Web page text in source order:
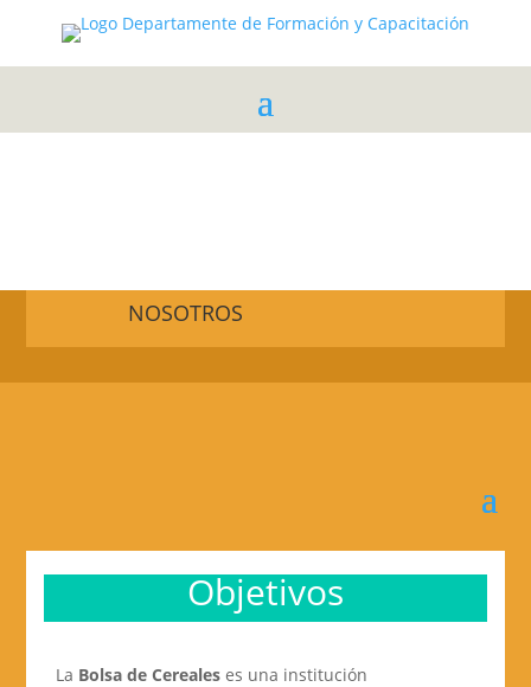
NOSOTROS
Objetivos
La Bolsa de Cereales es una institución